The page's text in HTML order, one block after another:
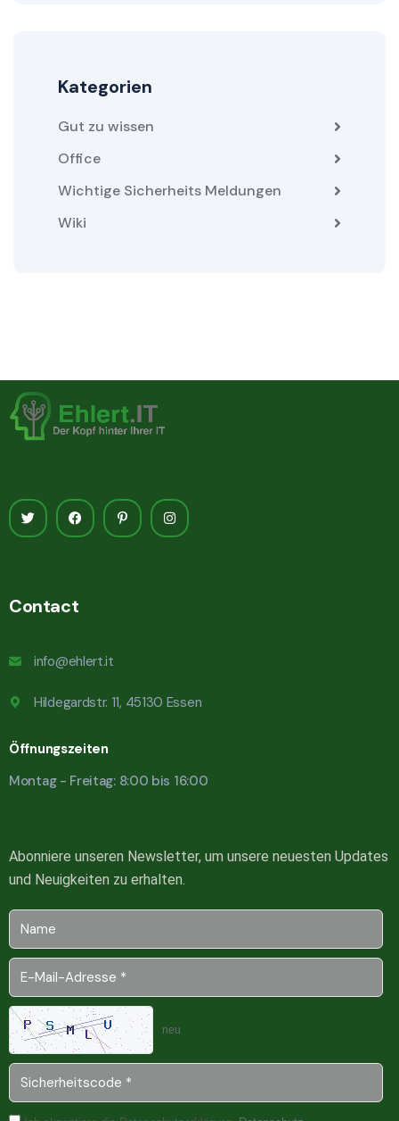
Kategorien
Gut zu wissen
Office
Wichtige Sicherheits Meldungen
Wiki
Contact
info@ehlert.it
Hildegardstr. 11, 45130 Essen
Öffnungszeiten
Montag - Freitag: 8:00 bis 16:00
Abonniere unseren Newsletter, um unsere neuesten Updates
und Neuigkeiten zu erhalten.
neu